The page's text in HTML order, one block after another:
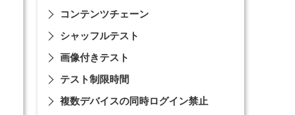
コンテンツチェーン
シャッフルテスト
画像付きテスト
テスト制限時間
複数デバイスの同時ログイン禁止